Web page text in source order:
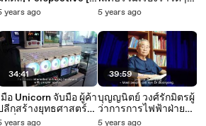
.ค. 64]
years ago
34:41
มื่อ Unicorn จับมือ ผู้ค้า
ลีกสร้างยุทธศาสตร์
หวี่ยงแห" |
years ago
จากแขกรับเชิญคนดัง
64]
5 years ago
39:59
บุญญนิตย์ วงศ์รักมิตรผู้
ว่าการการไฟฟ้าฝ่าย
ผลิตแห่ง
5 years ago